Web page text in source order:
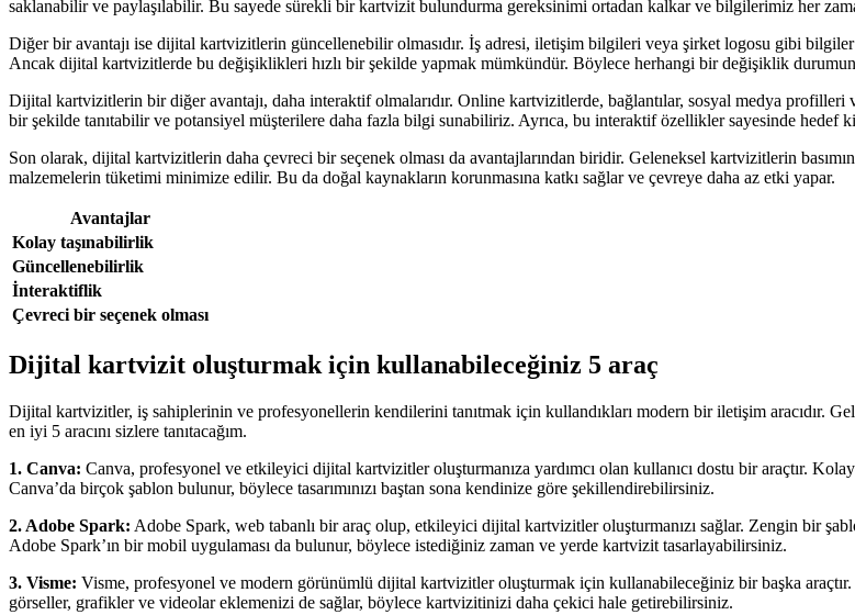
saklanabilir ve paylaşılabilir. Bu sayede sürekli bir kartvizit bulundurma gereksinimi ortadan kalkar ve bilgilerimiz her
Diğer bir avantajı ise dijital kartvizitlerin güncellenebilir olmasıdır. İş adresi, iletişim bilgileri veya şirket logosu gibi
Ancak dijital kartvizitlerde bu değişiklikleri hızlı bir şekilde yapmak mümkündür. Böylece herhangi bir değişiklik
Dijital kartvizitlerin bir diğer avantajı, daha interaktif olmalarıdır. Online kartvizitlerde, bağlantılar, sosyal medya
bir şekilde tanıtabilir ve potansiyel müşterilere daha fazla bilgi sunabiliriz. Ayrıca, bu interaktif özellikler sayesinde
Son olarak, dijital kartvizitlerin daha çevreci bir seçenek olması da avantajlarından biridir. Geleneksel kartvizitlerin
malzemelerin tüketimi minimize edilir. Bu da doğal kaynakların korunmasına katkı sağlar ve çevreye daha az etki yapar.
Avantajlar
Kolay taşınabilirlik
Güncellenebilirlik
İnteraktiflik
Çevreci bir seçenek olması
Dijital kartvizit oluşturmak için kullanabileceğiniz 5 araç
Dijital kartvizitler, iş sahiplerinin ve profesyonellerin kendilerini tanıtmak için kullandıkları modern bir iletişim aracıdır.
en iyi 5 aracını sizlere tanıtacağım.
1. Canva: Canva, profesyonel ve etkileyici dijital kartvizitler oluşturmanıza yardımcı olan kullanıcı dostu bir araçtır.
Canva’da birçok şablon bulunur, böylece tasarımınızı baştan sona kendinize göre şekillendirebilirsiniz.
2. Adobe Spark: Adobe Spark, web tabanlı bir araç olup, etkileyici dijital kartvizitler oluşturmanızı sağlar. Zengin bir
Adobe Spark’ın bir mobil uygulaması da bulunur, böylece istediğiniz zaman ve yerde kartvizit tasarlayabilirsiniz.
3. Visme: Visme, profesyonel ve modern görünümlü dijital kartvizitler oluşturmak için kullanabileceğiniz bir başka
görseller, grafikler ve videolar eklemenizi de sağlar, böylece kartvizitinizi daha çekici hale getirebilirsiniz.